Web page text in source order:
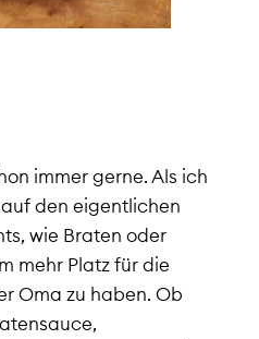
immer gerne. Als ich
den eigentlichen
wie Braten oder
mehr Platz für die
Oma zu haben. Ob